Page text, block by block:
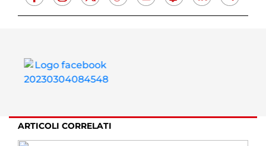
ARTICOLI CORRELATI